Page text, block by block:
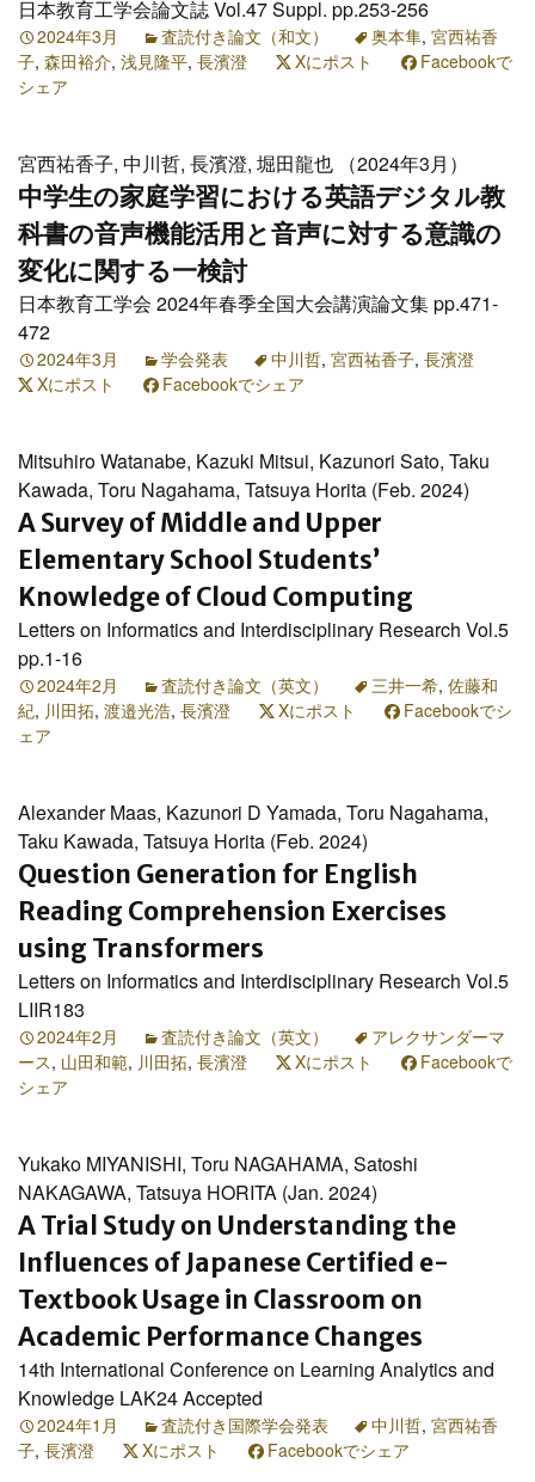
日本教育工学会論文誌 Vol.47 Suppl. pp.253-256
2024年3月 査読付き論文（和文） 奥本隼, 宮西祐香
子, 森田裕介, 浅見隆平, 長濱澄 Xにポスト
Facebookで
シェア
宮西祐香子, 中川哲, 長濱澄, 堀田龍也 （2024年3月）
中学生の家庭学習における英語デジタル教
科書の音声機能活用と音声に対する意識の
変化に関する一検討
日本教育工学会 2024年春季全国大会講演論文集 pp.471-
472
2024年3月 学会発表 中川哲, 宮西祐香子, 長濱澄
Xにポスト
Facebookでシェア
Mitsuhiro Watanabe, Kazuki Mitsui, Kazunori Sato, Taku
Kawada, Toru Nagahama, Tatsuya Horita (Feb. 2024)
A Survey of Middle and Upper
Elementary School Students’
Knowledge of Cloud Computing
Letters on Informatics and Interdisciplinary Research Vol.5
pp.1-16
2024年2月 査読付き論文（英文） 三井一希, 佐藤和
紀, 川田拓, 渡邉光浩, 長濱澄 Xにポスト
Facebookでシ
ェア
Alexander Maas, Kazunori D Yamada, Toru Nagahama,
Taku Kawada, Tatsuya Horita (Feb. 2024)
Question Generation for English
Reading Comprehension Exercises
using Transformers
Letters on Informatics and Interdisciplinary Research Vol.5
LIIR183
2024年2月 査読付き論文（英文）
アレクサンダーマ
ース, 山田和範, 川田拓, 長濱澄 Xにポスト
Facebookで
シェア
Yukako MIYANISHI, Toru NAGAHAMA, Satoshi
NAKAGAWA, Tatsuya HORITA (Jan. 2024)
A Trial Study on Understanding the
Influences of Japanese Certified e-
Textbook Usage in Classroom on
Academic Performance Changes
14th International Conference on Learning Analytics and
Knowledge LAK24 Accepted
2024年1月 査読付き国際学会発表 中川哲, 宮西祐香
子, 長濱澄 Xにポスト Facebookでシェア